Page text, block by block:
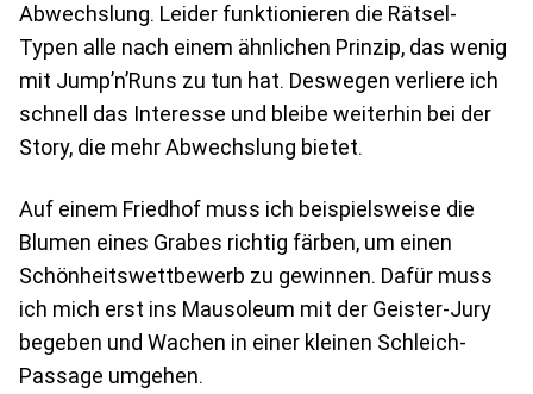
Abwechslung. Leider funktionieren die Rätsel-
Typen alle nach einem ähnlichen Prinzip, das wenig
mit Jump’n’Runs zu tun hat. Deswegen verliere ich
schnell das Interesse und bleibe weiterhin bei der
Story, die mehr Abwechslung bietet.
Auf einem Friedhof muss ich beispielsweise die
Blumen eines Grabes richtig färben, um einen
Schönheitswettbewerb zu gewinnen. Dafür muss
ich mich erst ins Mausoleum mit der Geister-Jury
begeben und Wachen in einer kleinen Schleich-
Passage umgehen.